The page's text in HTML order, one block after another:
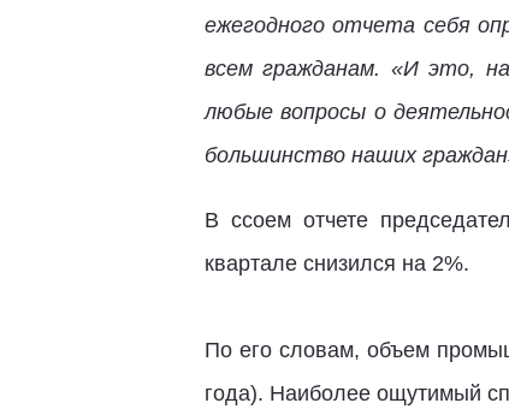
ежегодного отчета себя
всем гражданам. «И это,
любые вопросы о
большинство наших
В ссоем отчете
квартале снизился на 2%.
По его словам, объем
года). Наиболее ощутимый